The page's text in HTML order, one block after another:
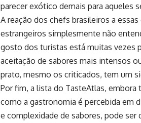
parecer exótico demais para aqueles
A reação dos chefs brasileiros a
estrangeiros simplesmente não
gosto dos turistas está muitas vezes
aceitação de sabores mais intensos
prato, mesmo os criticados, tem um
Por fim, a lista do TasteAtlas,
como a gastronomia é percebida em
e complexidade de sabores, pode ser